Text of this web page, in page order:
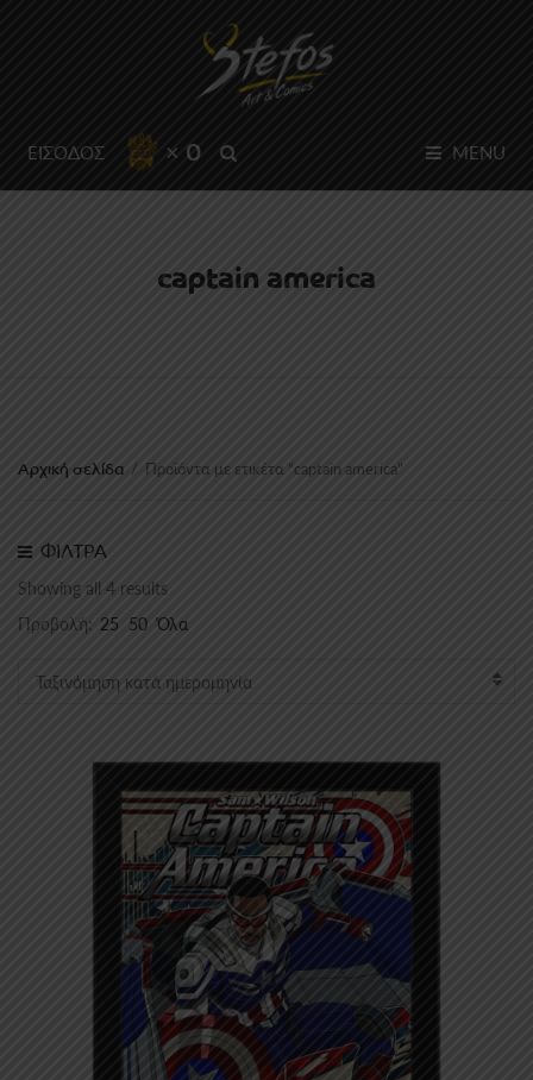
ΕΙΣΟΔΟΣ × 0 MENU
captain america
Αρχική σελίδα / Προϊόντα με ετικέτα “captain america”
ΦΙΛΤΡΑ
Showing all 4 resultsSorted
latest
Προβολή: 25 50 Όλα